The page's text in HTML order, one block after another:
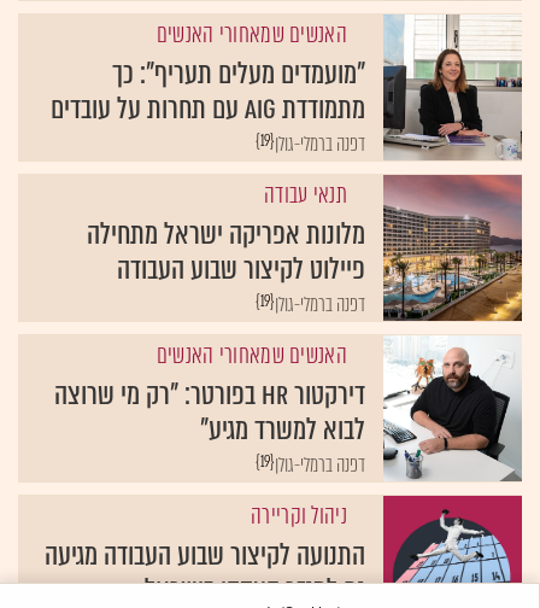
האנשים שמאחורי האנשים
"מועמדים מעלים תעריף": כך
מתמודדת AIG עם תחרות על עובדים
{19}דפנה ברמלי-גולן
תנאי עבודה
מלונות אפריקה ישראל מתחילה
פיילוט לקיצור שבוע העבודה
{19}דפנה ברמלי-גולן
האנשים שמאחורי האנשים
דירקטור HR בפורטר: "רק מי שרוצה
לבוא למשרד מגיע"
{19}דפנה ברמלי-גולן
ניהול וקריירה
התנועה לקיצור שבוע העבודה מגיעה
גם למגזר העסקי בישראל